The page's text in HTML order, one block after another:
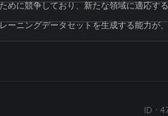
めに競争しており、新たな領域に適応す
ーニングデータセットを生成する能力が
ID ·